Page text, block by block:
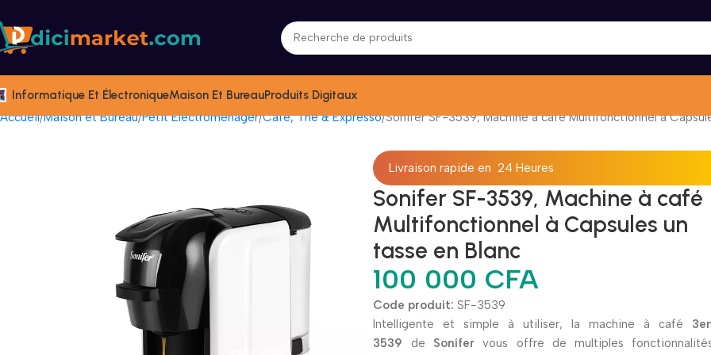
Informatique Et ÉlectroniqueMaison Et BureauProduits Digitaux
Accueil Maison et Bureau Petit Électromenager Café, Thé & Expresso Sonifer SF-3539, Machine à café Multifonctionnel à
Livraison rapide en 24 Heures
Sonifer SF-3539, Machine à café
Multifonctionnel à Capsules un
tasse en Blanc
100 000 CFA
Code produit: SF-3539
Intelligente et simple à utiliser, la machine à café
3539 de Sonifer vous offre de multiples